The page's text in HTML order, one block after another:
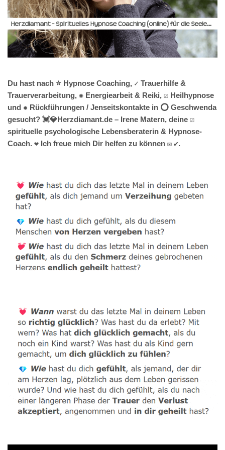
Du hast nach ⭐ Hypnose Coaching, ✓ Trauerhilfe &
Trauerverarbeitung, ✺ Energiearbeit & Reiki, ☑️ Heilhypnose
und ✹ Rückführungen / Jenseitskontakte in ⭕ Geschwenda
gesucht? 💓️💎Herzdiamant.de – Irene Matern, deine ☑️
spirituelle psychologische Lebensberaterin & Hypnose-
Coach. ❤ Ich freue mich Dir helfen zu können ✉ ✔.